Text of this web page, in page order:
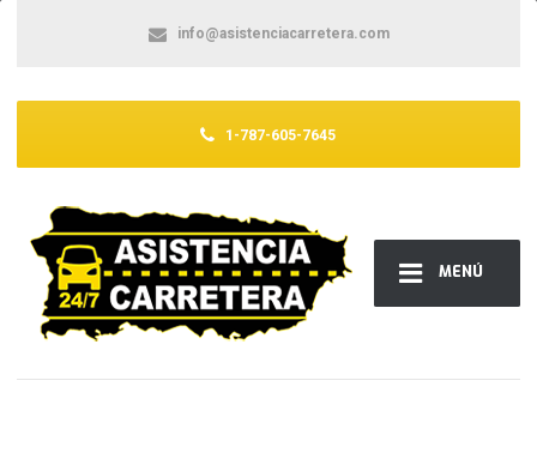
MENÚ
info@asistenciacarretera.com
1-787-605-7645